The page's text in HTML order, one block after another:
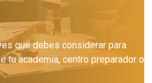
que debes considerar para
tu academia, centro preparador o